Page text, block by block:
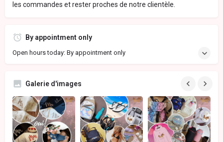
les commandes et rester proches de notre clientèle.
By appointment only
Open hours today: By appointment only
Galerie d'images